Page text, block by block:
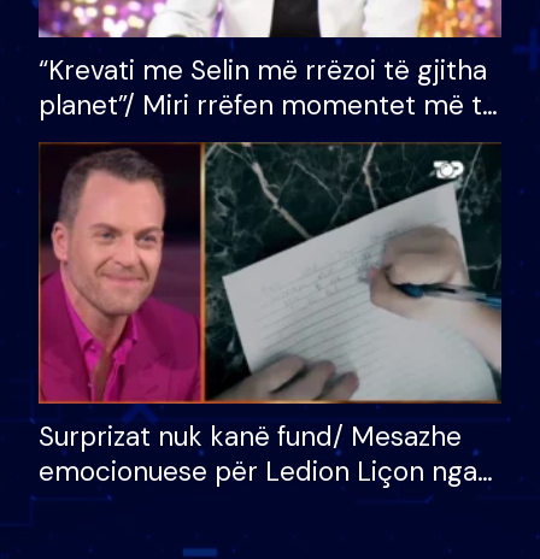
“Krevati me Selin më rrëzoi të gjitha
planet”/ Miri rrëfen momentet më të
bukura në shtëpinë e BB VIP: Do më
mungojë zilja e mëngjesit kur…
Surprizat nuk kanë fund/ Mesazhe
emocionuese për Ledion Liçon nga
nëna dhe fëmijët e tij, moderatori
nuk i mban dot lotët: Nuk meritoj…